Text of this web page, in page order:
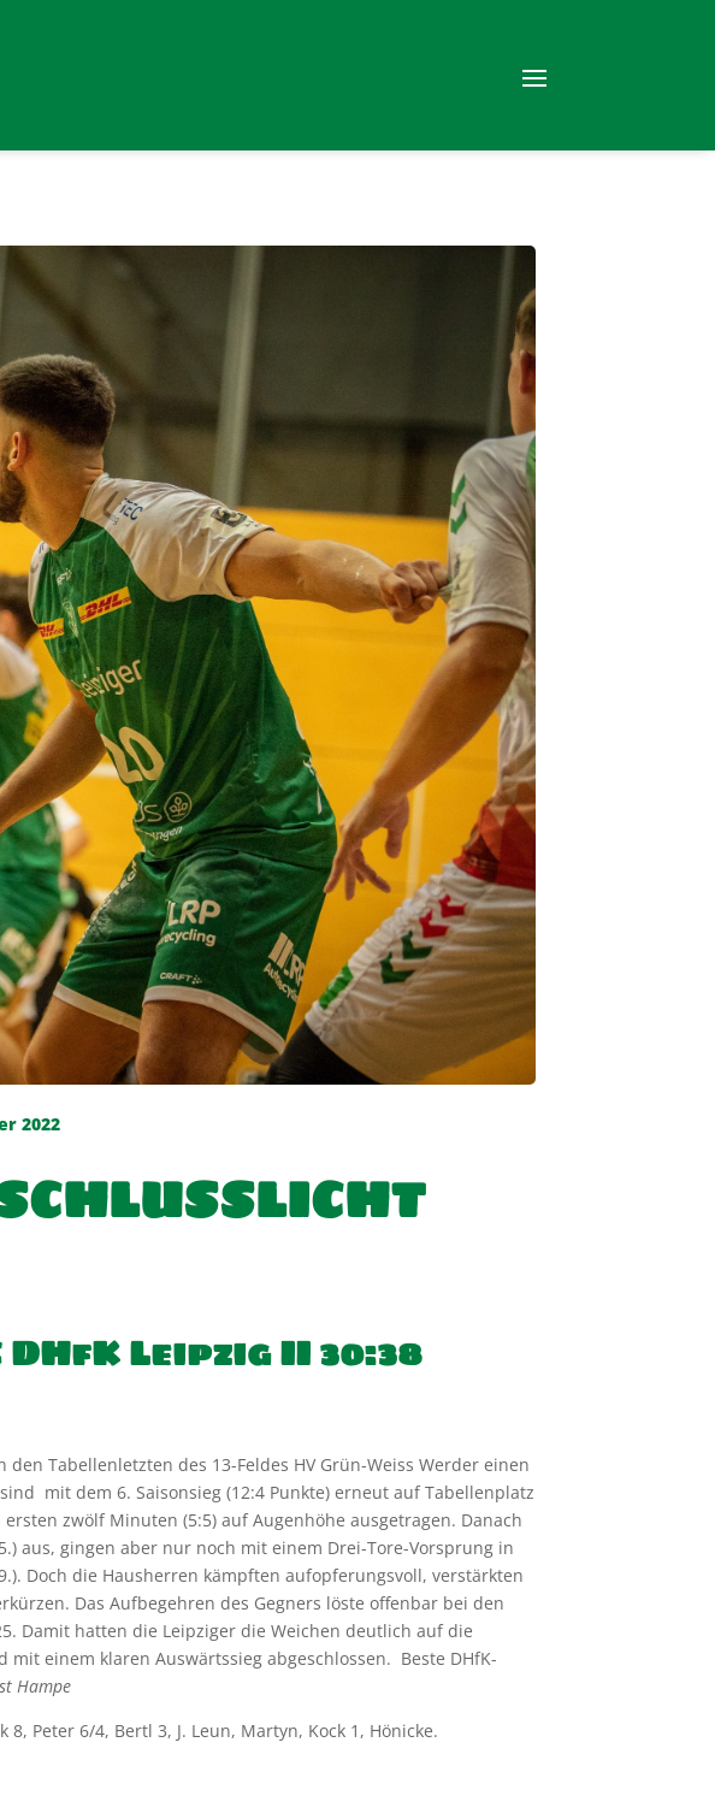
2022
Leipzig II 30:38
Tabellenletzten des 13-Feldes HV Grün-Weiss Werder einen
mit dem 6. Saisonsieg (12:4 Punkte) erneut auf Tabellenplatz
zwölf Minuten (5:5) auf Augenhöhe ausgetragen. Danach
aus, gingen aber nur noch mit einem Drei-Tore-Vorsprung in
Doch die Hausherren kämpften aufopferungsvoll, verstärkten
Das Aufbegehren des Gegners löste offenbar bei den
Damit hatten die Leipziger die Weichen deutlich auf die
einem klaren Auswärtssieg abgeschlossen. Beste DHfK-
Peter 6/4, Bertl 3, J. Leun, Martyn, Kock 1, Hönicke.